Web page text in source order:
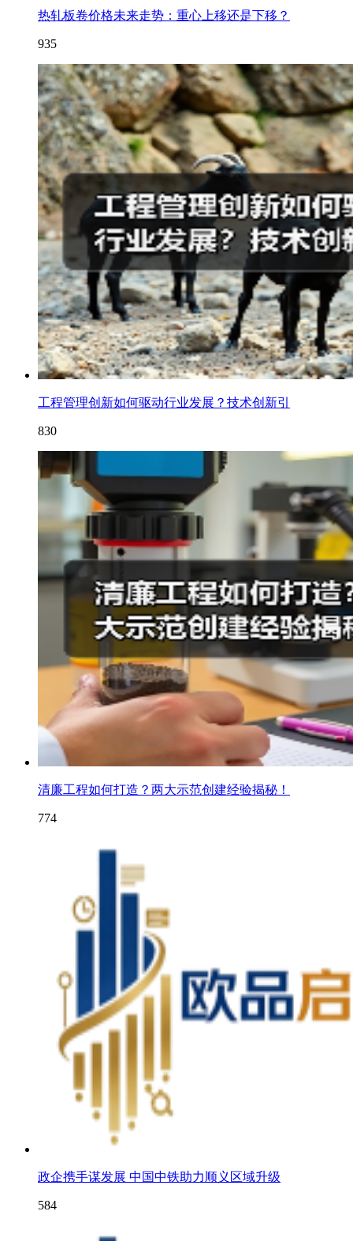
热轧板卷价格未来走势：重心上移还是下移？
935
工程管理创新如何驱动行业发展？技术创新引
830
清廉工程如何打造？两大示范创建经验揭秘！
774
政企携手谋发展 中国中铁助力顺义区域升级
584